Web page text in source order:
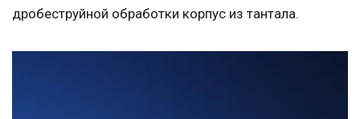
дробеструйной обработки корпус из тантала.